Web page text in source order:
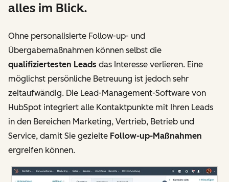
alles im Blick.
Ohne personalisierte Follow-up- und
Übergabemaßnahmen können selbst die
qualifiziertesten Leads das Interesse verlieren. Eine
möglichst persönliche Betreuung ist jedoch sehr
zeitaufwändig. Die Lead-Management-Software von
HubSpot integriert alle Kontaktpunkte mit Ihren Leads
in den Bereichen Marketing, Vertrieb, Betrieb und
Service, damit Sie gezielte Follow-up-Maßnahmen
ergreifen können.